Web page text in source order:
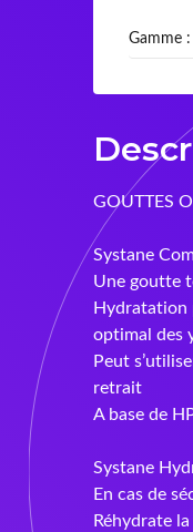
Gamme :
GOUTTES
Systane
Une goutte
Hydratation
optimal des
Peut
retrait
A base de
Systane
En cas de
Réhydrate